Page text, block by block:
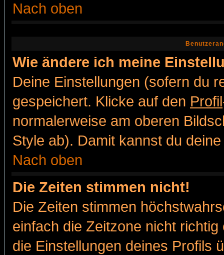
Nach oben
Wie ändere ich meine
Deine Einstellungen (sofern du
gespeichert. Klicke auf den Profil
normalerweise am oberen
Style ab). Damit kannst du
Nach oben
Die Zeiten stimmen nicht!
Die Zeiten stimmen
einfach die Zeitzone nicht
die Einstellungen deines Profils